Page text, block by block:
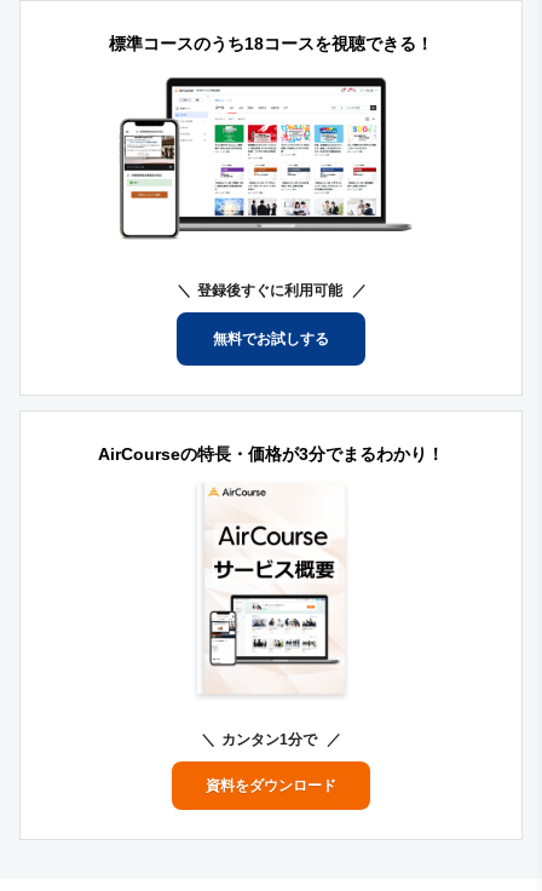
標準コースのうち18コースを視聴できる！
登録後すぐに利用可能
無料でお試しする
AirCourseの特長・価格が3分でまるわかり！
カンタン1分で
資料をダウンロード